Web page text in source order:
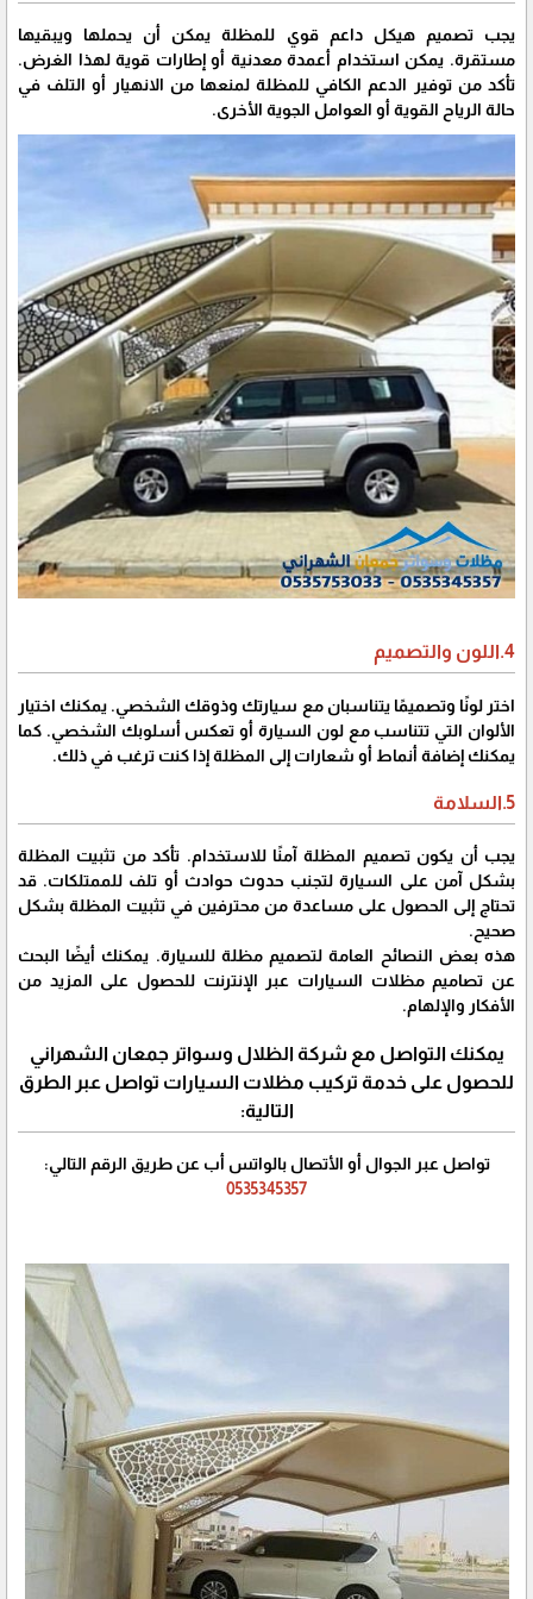
يجب تصميم هيكل داعم قوي للمظلة يمكن أن يحملها ويبقيها
مستقرة. يمكن استخدام أعمدة معدنية أو إطارات قوية لهذا الغرض.
تأكد من توفير الدعم الكافي للمظلة لمنعها من الانهيار أو التلف في
حالة الرياح القوية أو العوامل الجوية الأخرى.
4.اللون والتصميم
اختر لونًا وتصميمًا يتناسبان مع سيارتك وذوقك الشخصي. يمكنك اختيار
الألوان التي تتناسب مع لون السيارة أو تعكس أسلوبك الشخصي. كما
يمكنك إضافة أنماط أو شعارات إلى المظلة إذا كنت ترغب في ذلك.
5.السلامة
يجب أن يكون تصميم المظلة آمنًا للاستخدام. تأكد من تثبيت المظلة
بشكل آمن على السيارة لتجنب حدوث حوادث أو تلف للممتلكات. قد
تحتاج إلى الحصول على مساعدة من محترفين في تثبيت المظلة بشكل
صحيح.
هذه بعض النصائح العامة لتصميم مظلة للسيارة. يمكنك أيضًا البحث
عن تصاميم مظلات السيارات عبر الإنترنت للحصول على المزيد من
الأفكار والإلهام.
يمكنك التواصل مع شركة الظلال وسواتر جمعان الشهراني
للحصول على خدمة تركيب مظلات السيارات تواصل عبر الطرق
التالية:
تواصل عبر الجوال أو الأتصال بالواتس أب عن طريق الرقم التالي:
0535345357